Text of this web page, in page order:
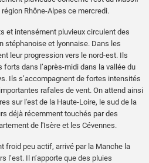
Rhône-Alpes ce mercredi.
et intensément pluvieux circulent des
stéphanoise et lyonnaise. Dans les
leur progression vers le nord-est. Ils
dans l’après-midi dans la vallée du
Ils s’accompagnent de fortes intensités
rafales de vent. On attend ainsi
sur l'est de la Haute-Loire, le sud de la
déjà récemment touchés par des
de l'Isère et les Cévennes.
froid peu actif, arrivé par la Manche la
l’est. Il n’apporte que des pluies